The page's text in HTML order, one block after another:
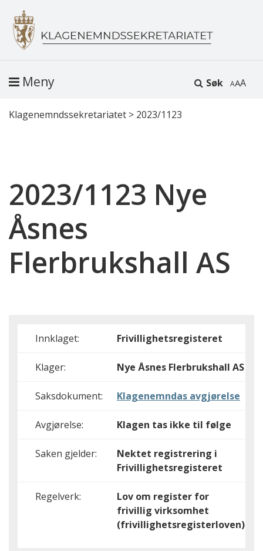
Søk A
Meny
Klagenemndssekretariatet > 2023/1123
2023/1123 Nye
Åsnes
Flerbrukshall AS
Innklaget: Frivillighetsregisteret
Klager: Nye Åsnes Flerbrukshall AS
Saksdokument: Klagenemndas avgjørelse
Avgjørelse: Klagen tas ikke til følge
Saken gjelder:
Nektet registrering i
Frivillighetsregisteret
Regelverk:
Lov om register for
frivillig virksomhet
(frivillighetsregisterloven)